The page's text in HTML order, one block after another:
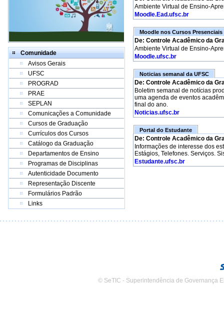
Comunidade
Avisos Gerais
UFSC
PROGRAD
PRAE
SEPLAN
Comunicações a Comunidade
Cursos de Graduação
Currículos dos Cursos
Catálogo da Graduação
Departamentos de Ensino
Programas de Disciplinas
Autenticidade Documento
Representação Discente
Formulários Padrão
Links
Ambiente Virtual de Ensino-
Moodle.Ead.ufsc.br
Moodle nos Cursos Presenciais
De: Controle Acadêmico da
Ambiente Virtual de Ensino-
Moodle.ufsc.br
Noticias semanal da UFSC
De: Controle Acadêmico da
Boletim semanal de notícias
uma agenda de eventos
final do ano.
Noticias.ufsc.br
Portal do Estudante
De: Controle Acadêmico da
Informações de interesse dos
Estágios, Telefones. Serviços.
Estudante.ufsc.br
© SeTIC - Superintendência de Governança